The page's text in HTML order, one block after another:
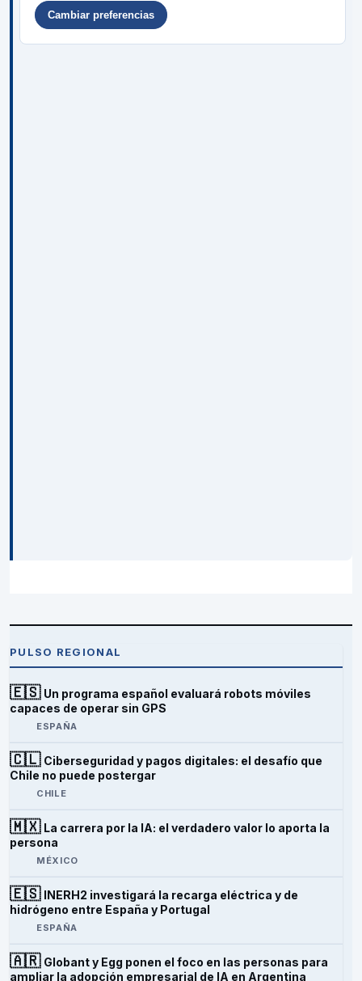
Cambiar preferencias
PULSO REGIONAL
🇪🇸 Un programa español evaluará robots móviles
capaces de operar sin GPS
ESPAÑA
🇨🇱 Ciberseguridad y pagos digitales: el desafío que
Chile no puede postergar
CHILE
🇲🇽 La carrera por la IA: el verdadero valor lo aporta la
persona
MÉXICO
🇪🇸 INERH2 investigará la recarga eléctrica y de
hidrógeno entre España y Portugal
ESPAÑA
🇦🇷 Globant y Egg ponen el foco en las personas para
ampliar la adopción empresarial de IA en Argentina